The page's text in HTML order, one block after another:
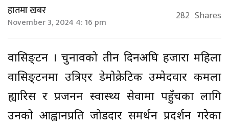
हातमा खबर
November 3, 2024 4: 16 pm 282 Shares
वासिङ्टन । चुनावको तीन दिनअघि हजारौँ महिला
वासिङ्टनमा उत्रिएर डेमोक्रेटिक उम्मेदवार कमला
ह्यारिस र प्रजनन स्वास्थ्य सेवामा पहुँचका लागि
उनको आह्वानप्रति जोडदार समर्थन प्रदर्शन गरेका